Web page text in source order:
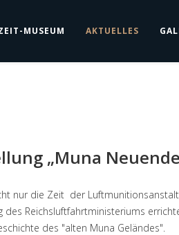
MUSEUM AKTUELLES
„Muna
nur die Zeit der
des Reichsluftfahrtministeriums
des "alten Muna Geländes".